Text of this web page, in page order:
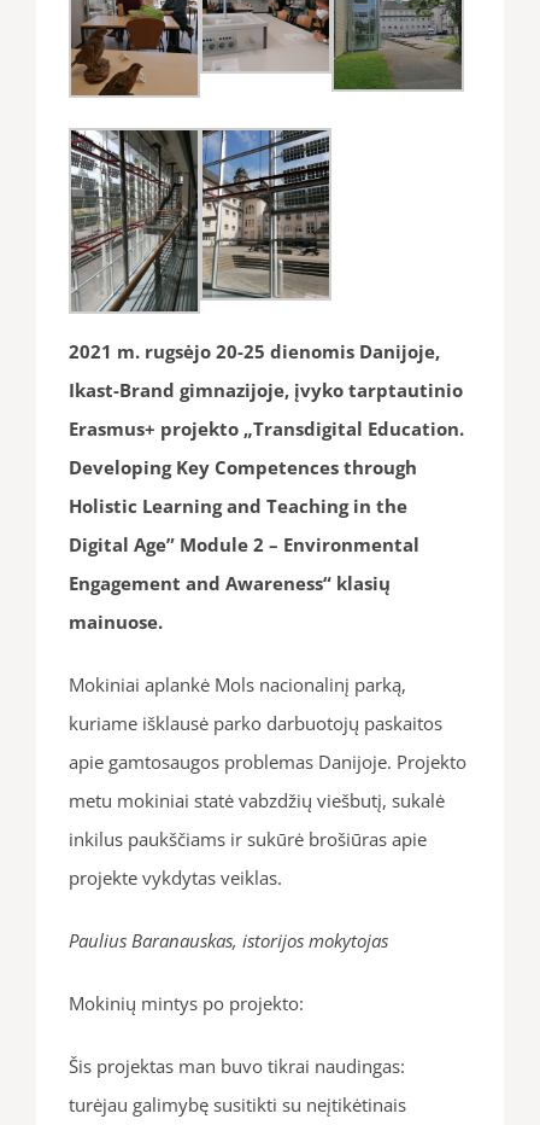
2021 m. rugsėjo 20-25 dienomis Danijoje,
Ikast-Brand gimnazijoje, įvyko tarptautinio
Erasmus+ projekto „Transdigital Education.
Developing Key Competences through
Holistic Learning and Teaching in the
Digital Age” Module 2 – Environmental
Engagement and Awareness“ klasių
mainuose.
Mokiniai aplankė Mols nacionalinį parką,
kuriame išklausė parko darbuotojų paskaitos
apie gamtosaugos problemas Danijoje. Projekto
metu mokiniai statė vabzdžių viešbutį, sukalė
inkilus paukščiams ir sukūrė brošiūras apie
projekte vykdytas veiklas.
Paulius Baranauskas, istorijos mokytojas
Mokinių mintys po projekto:
Šis projektas man buvo tikrai naudingas:
turėjau galimybę susitikti su neįtikėtinais